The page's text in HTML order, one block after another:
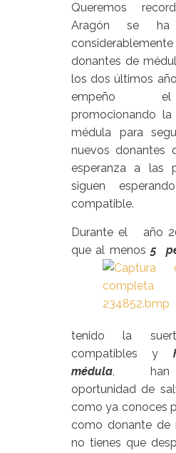
Queremos
Aragón se ha
donantes de
los dos últimos
empeño
promocionando
médula para
nuevos donantes
esperanza a las
siguen
compatible.
Durante el año
que al menos 5
tenido la
compatibles y
médula, han
oportunidad de
como ya conoces
como donante de
no tienes que